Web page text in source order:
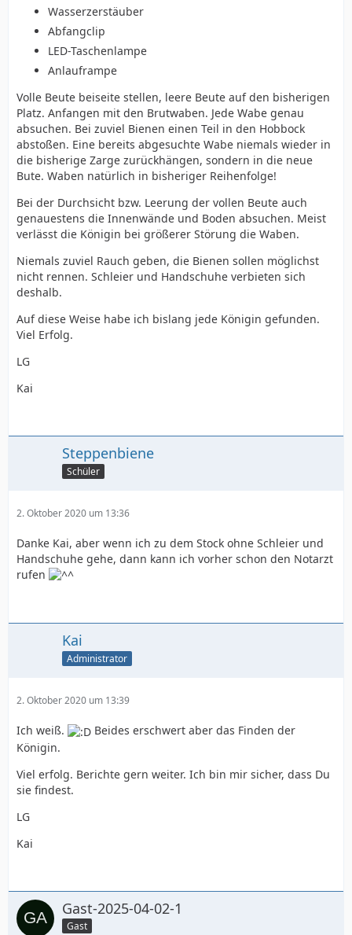
Wasserzerstäuber
Abfangclip
LED-Taschenlampe
Anlauframpe
Volle Beute beiseite stellen, leere Beute auf den bisherigen
Platz. Anfangen mit den Brutwaben. Jede Wabe genau
absuchen. Bei zuviel Bienen einen Teil in den Hobbock
abstoßen. Eine bereits abgesuchte Wabe niemals wieder in
die bisherige Zarge zurückhängen, sondern in die neue
Bute. Waben natürlich in bisheriger Reihenfolge!
Bei der Durchsicht bzw. Leerung der vollen Beute auch
genauestens die Innenwände und Boden absuchen. Meist
verlässt die Königin bei größerer Störung die Waben.
Niemals zuviel Rauch geben, die Bienen sollen möglichst
nicht rennen. Schleier und Handschuhe verbieten sich
deshalb.
Auf diese Weise habe ich bislang jede Königin gefunden.
Viel Erfolg.
LG
Kai
Steppenbiene
Schüler
2. Oktober 2020 um 13:36
Danke Kai, aber wenn ich zu dem Stock ohne Schleier und
Handschuhe gehe, dann kann ich vorher schon den Notarzt
rufen
Kai
Administrator
2. Oktober 2020 um 13:39
Ich weiß.
Beides erschwert aber das Finden der
Königin.
Viel erfolg. Berichte gern weiter. Ich bin mir sicher, dass Du
sie findest.
LG
Kai
Gast-2025-04-02-1
Gast